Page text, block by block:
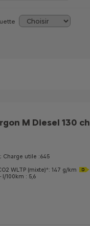
M Diesel 130 ch
Charge utile :645
2 WLTP (mixte)*: 147 g/km
l/100km : 5,6